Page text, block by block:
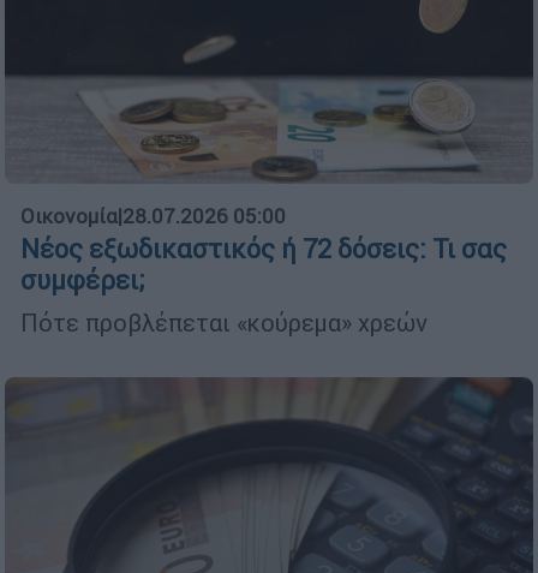
Οικονομία|28.07.2026 05:00
Νέος εξωδικαστικός ή 72 δόσεις: Τι σας
συμφέρει;
Πότε προβλέπεται «κούρεμα» χρεών